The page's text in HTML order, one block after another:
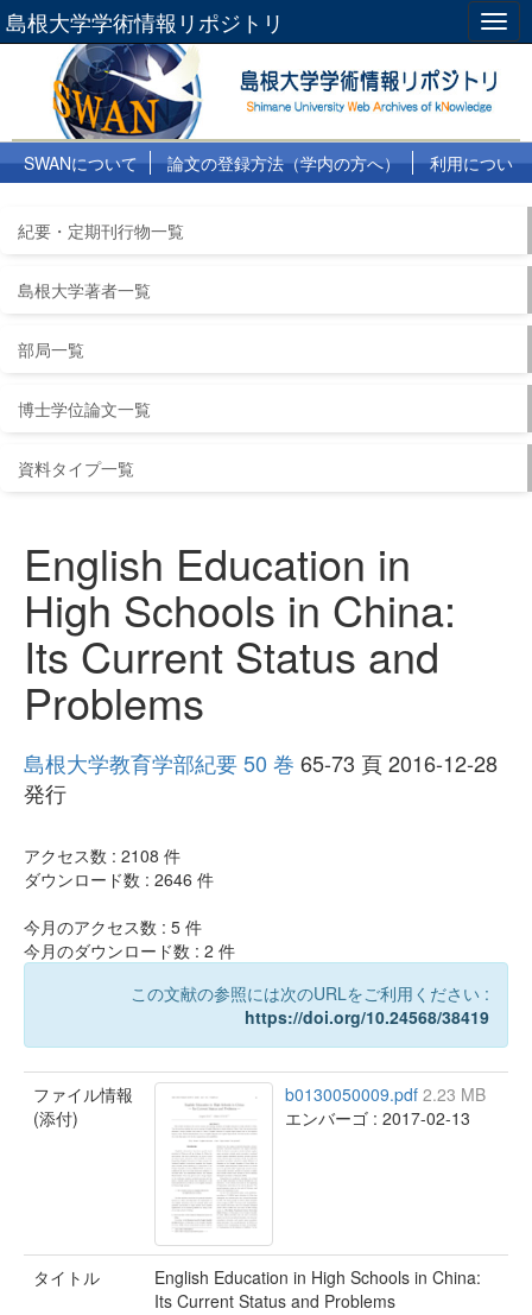
島根大学学術情報リポジトリ
SWANについて 論文の登録方法（学内の方へ）
利用につい
紀要・定期刊行物一覧
島根大学著者一覧
部局一覧
博士学位論文一覧
資料タイプ一覧
English Education in
High Schools in China:
Its Current Status and
Problems
島根大学教育学部紀要 50 巻 65-73 頁 2016-12-28
発行
アクセス数 : 2108 件
ダウンロード数 : 2646 件
今月のアクセス数 : 5 件
今月のダウンロード数 : 2 件
この文献の参照には次のURLをご利用ください :
https://doi.org/10.24568/38419
ファイル情報
(添付)
b0130050009.pdf 2.23 MB
エンバーゴ : 2017-02-13
タイトル
English Education in High Schools in China:
Its Current Status and Problems